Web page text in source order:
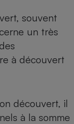
souvent
un très
à découvert
découvert, il
à la somme
de cuisson à
induction
mobile -
Ventilateur